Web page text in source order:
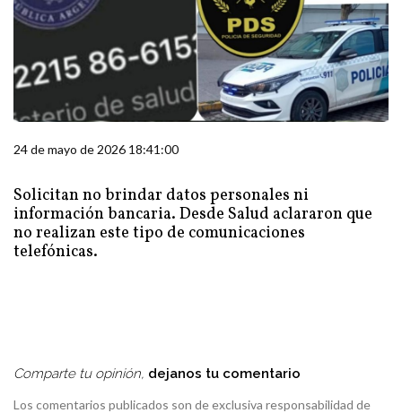
24 de mayo de 2026 18:41:00
Solicitan no brindar datos personales ni
información bancaria. Desde Salud aclararon que
no realizan este tipo de comunicaciones
telefónicas.
Comparte tu opinión, dejanos tu comentario
Los comentarios publicados son de exclusiva responsabilidad de